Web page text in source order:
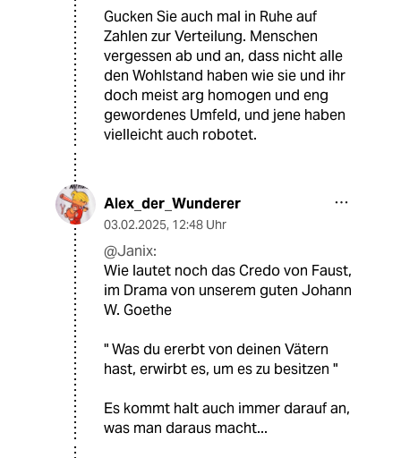
Gucken Sie auch mal in Ruhe auf
Zahlen zur Verteilung. Menschen
vergessen ab und an, dass nicht alle
den Wohlstand haben wie sie und ihr
doch meist arg homogen und eng
gewordenes Umfeld, und jene haben
vielleicht auch robotet.
Alex_der_Wunderer
03.02.2025, 12:48 Uhr
@Janix:
Wie lautet noch das Credo von Faust,
im Drama von unserem guten Johann
W. Goethe
" Was du ererbt von deinen Vätern
hast, erwirbt es, um es zu besitzen "
Es kommt halt auch immer darauf an,
was man daraus macht...